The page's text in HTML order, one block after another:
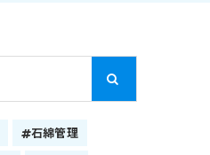
石綿管理